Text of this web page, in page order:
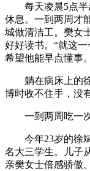
每天凌晨5点半
休息。一到两周才
城做清洁工。樊女
好好读书。“就这
希望他能早点懂事
躺在病床上的徐
博时收不住手，没
一到两周吃一次
今年23岁的徐斌
名大三学生。儿子
亲樊女士倍感骄傲